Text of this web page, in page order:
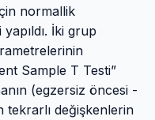
normallik
İki grup
Sample T Testi”
(egzersiz öncesi -
tekrarlı değişkenlerin